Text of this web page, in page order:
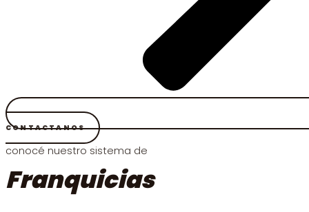
CONTACTANOS
conocé nuestro sistema de
Franquicias